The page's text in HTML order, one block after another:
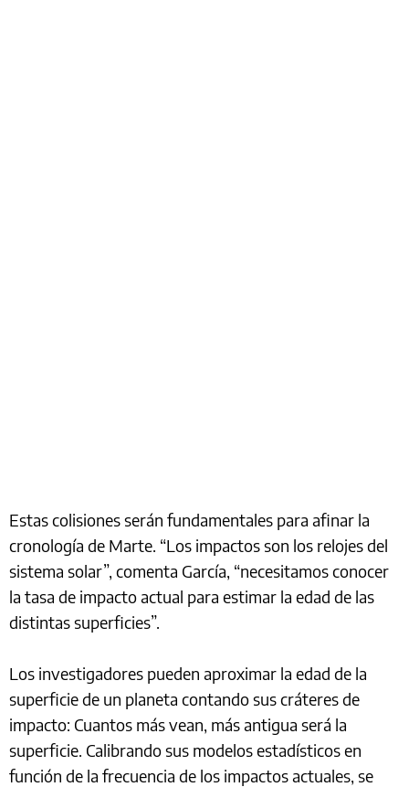
Estas colisiones serán fundamentales para afinar la
cronología de Marte. “Los impactos son los relojes del
sistema solar”, comenta García, “necesitamos conocer
la tasa de impacto actual para estimar la edad de las
distintas superficies”.
Los investigadores pueden aproximar la edad de la
superficie de un planeta contando sus cráteres de
impacto: Cuantos más vean, más antigua será la
superficie. Calibrando sus modelos estadísticos en
función de la frecuencia de los impactos actuales, se